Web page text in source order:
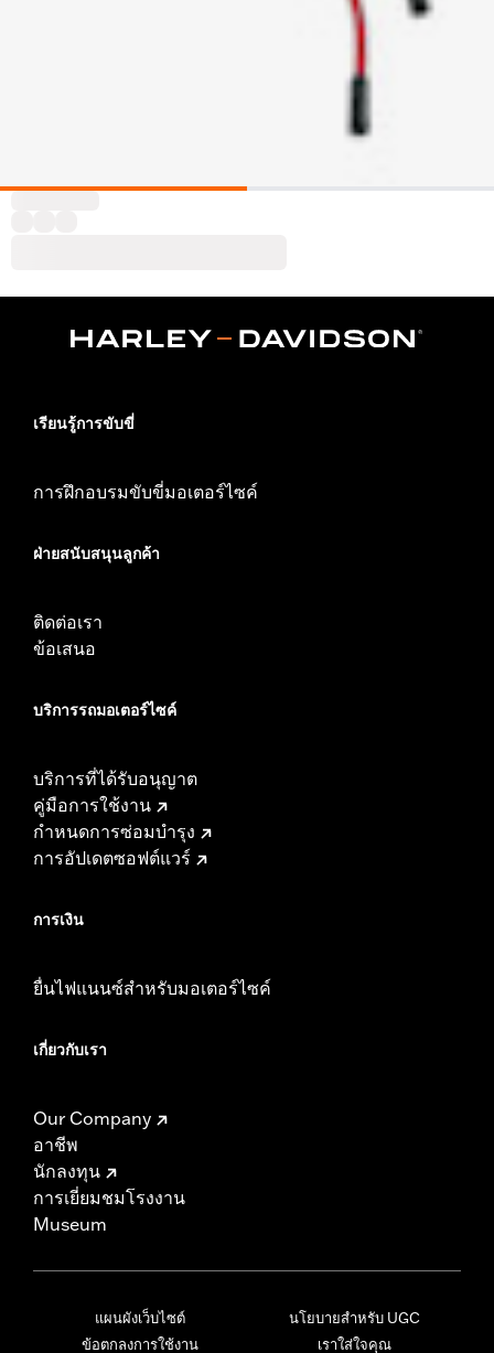
เรียนรู้การขับขี่
การฝึกอบรมขับขี่มอเตอร์ไซค์
ฝ่ายสนับสนุนลูกค้า
ติดต่อเรา
ข้อเสนอ
บริการรถมอเตอร์ไซค์​
บริการที่ได้รับอนุญาต
คู่มือการใช้งาน
กำหนดการซ่อมบำรุง
การอัปเดตซอฟต์แวร์
การเงิน
ยื่นไฟแนนซ์สำหรับมอเตอร์ไซค์
เกี่ยวกับเรา
Our Company
อาชีพ
นักลงทุน
การเยี่ยมชมโรงงาน
Museum
แผนผังเว็บไซต์
ข้อตกลงการใช้งาน
นโยบายสำหรับ UGC
เราใส่ใจคุณ